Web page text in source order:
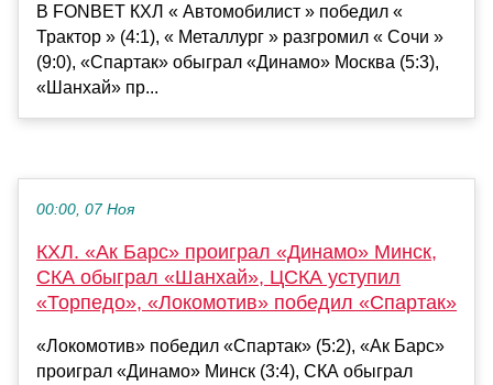
В FONBET КХЛ « Автомобилист » победил «
Трактор » (4:1), « Металлург » разгромил « Сочи »
(9:0), «Спартак» обыграл «Динамо» Москва (5:3),
«Шанхай» пр...
00:00, 07 Ноя
КХЛ. «Ак Барс» проиграл «Динамо» Минск,
СКА обыграл «Шанхай», ЦСКА уступил
«Торпедо», «Локомотив» победил «Спартак»
«Локомотив» победил «Спартак» (5:2), «Ак Барс»
проиграл «Динамо» Минск (3:4), СКА обыграл